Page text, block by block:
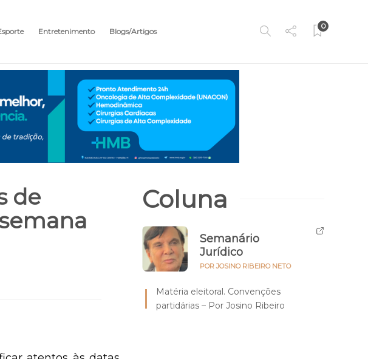
Entretenimento Blogs/Artigos
0
de
Coluna
Semanário
Jurídico
POR JOSINO RIBEIRO NETO
Matéria eleitoral. Convenções
partidárias – Por Josino Ribeiro